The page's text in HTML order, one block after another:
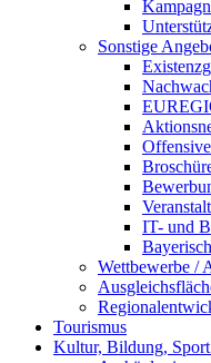
Sonstige
IT- und
Wettbewerbe /
Tourismus
Kultur, Bildung,